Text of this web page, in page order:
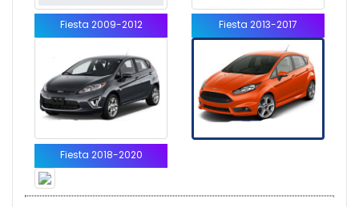
Fiesta 2009-2012 Fiesta 2013-2017
Fiesta 2018-2020